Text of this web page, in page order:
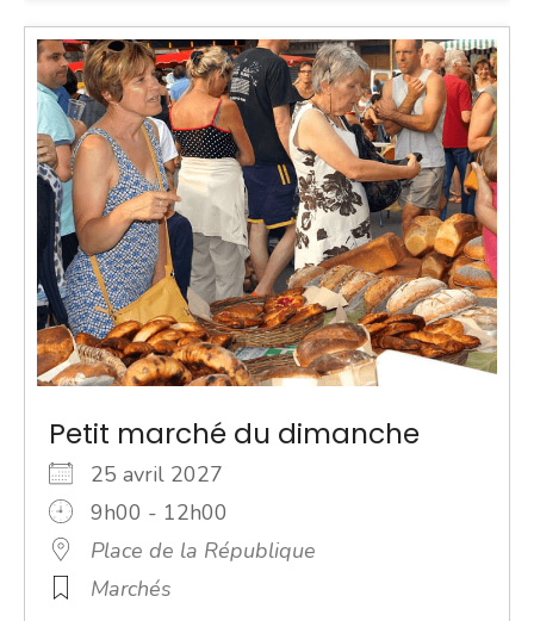
Petit marché du dimanche
25 avril 2027
9h00 - 12h00
Place de la République
Marchés